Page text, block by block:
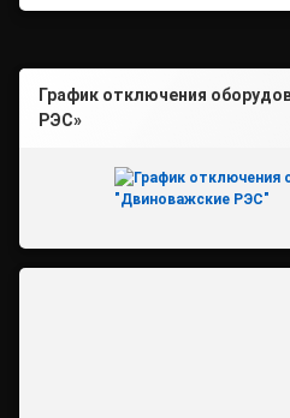
График отключения
РЭС»